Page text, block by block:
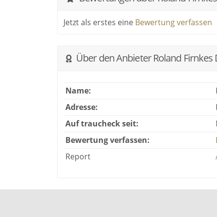
benachbartem Ausland.
Von der Beratung bis über die
individuellen Wünschen.
Ich bin euer Experte für grandiose
Gerne berate ich euch auch telefonisch
Roland Firnkes DJ
Jetzt als erstes eine Bewertung verfassen
Über den Anbieter Roland Firnkes
Name:
Adresse:
Auf traucheck seit:
Bewertung verfassen:
Report